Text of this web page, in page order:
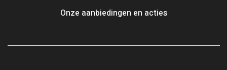
Onze aanbiedingen en acties